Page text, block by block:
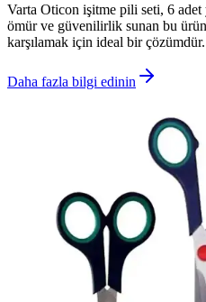
Varta Oticon işitme pili seti, 6
ömür ve güvenilirlik sunan bu
karşılamak için ideal bir çözümdür.
Daha fazla bilgi edinin